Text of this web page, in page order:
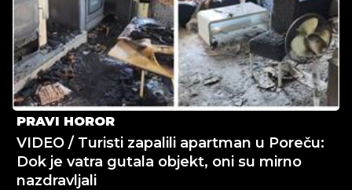
PRAVI HOROR
VIDEO / Turisti zapalili apartman u Poreču:
Dok je vatra gutala objekt, oni su mirno
nazdravljali